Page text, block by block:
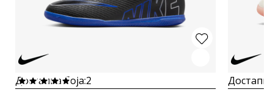
Достапна боја:2